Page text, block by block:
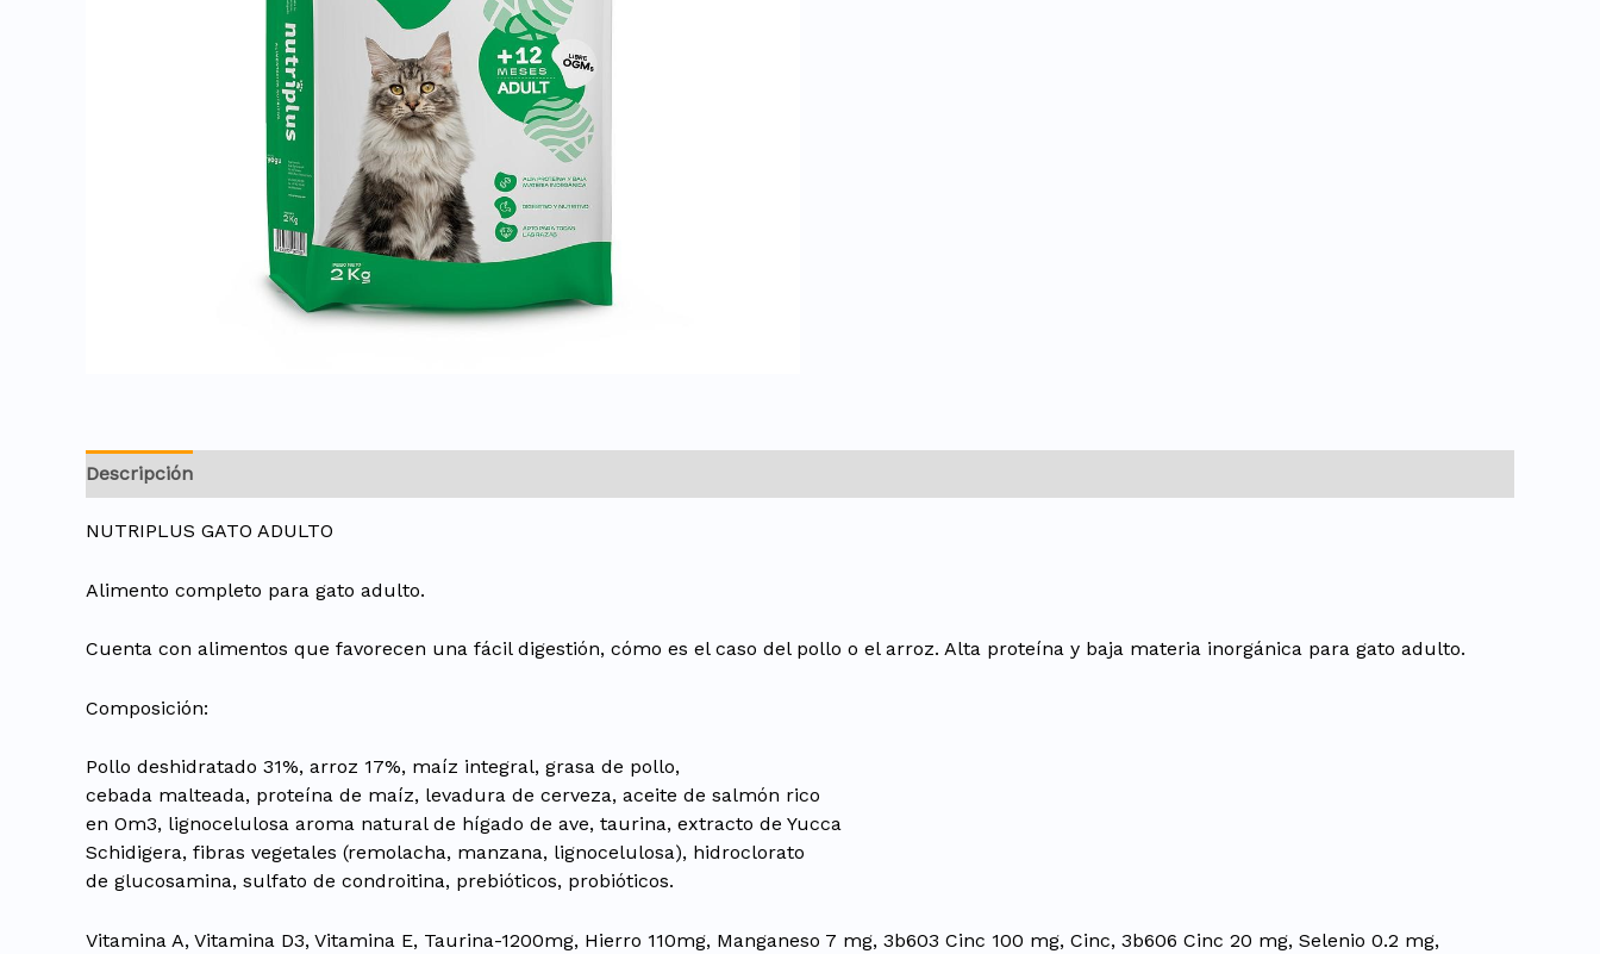
Descripción
NUTRIPLUS GATO ADULTO
Alimento completo para gato adulto.
Cuenta con alimentos que favorecen una fácil digestión, cómo es el caso del pollo o el arroz. Alta proteína y baja materia inorgánica para gato adulto.
Composición:
Pollo deshidratado 31%, arroz 17%, maíz integral, grasa de pollo,
cebada malteada, proteína de maíz, levadura de cerveza, aceite de salmón rico
en Om3, lignocelulosa aroma natural de hígado de ave, taurina, extracto de Yucca
Schidigera, fibras vegetales (remolacha, manzana, lignocelulosa), hidroclorato
de glucosamina, sulfato de condroitina, prebióticos, probióticos.
Vitamina A, Vitamina D3, Vitamina E, Taurina-1200mg, Hierro 110mg, Manganeso 7 mg, 3b603 Cinc 100 mg, Cinc, 3b606 Cinc 20 mg, Selenio 0.2 mg,